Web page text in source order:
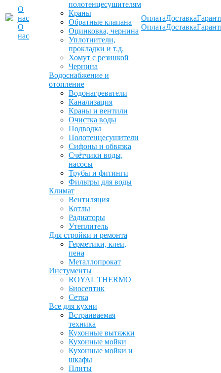
О
нас
О
нас
полотенцесушителям
Краны
Обратные клапана
Оцинковка, чернина
Уплотнители,
прокладки и т.д.
Хомут с резинкой
Чернина
Водоснабжение и
отопление
Водонагреватели
Канализация
Краны и вентили
Очистка воды
Подводка
Полотенцесушители
Сифоны и обвязка
Счётчики воды,
насосы
Трубы и фитинги
Фильтры для воды
Климат
Вентиляция
Котлы
Радиаторы
Утеплитель
Для стройки и ремонта
Герметики, клеи,
пена
Металлопрокат
Инстументы
ROYAL THERMO
Биосептик
Сетка
Все для кухни
Встраиваемая
техника
Кухонные вытяжки
Кухонные мойки
Кухонные мойки и
шкафы
Плиты
Оплата
Оплата
Доставка
Доставка